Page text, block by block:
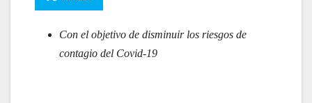
Con el objetivo de disminuir los riesgos de
contagio del Covid-19